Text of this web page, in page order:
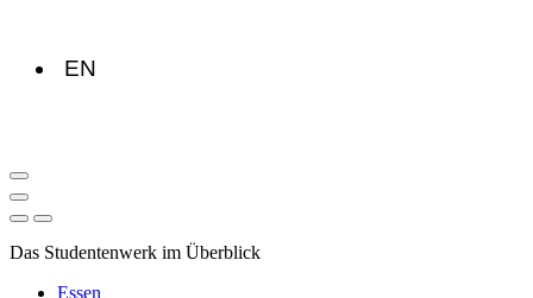
EN
Das Studentenwerk im Überblick
Essen